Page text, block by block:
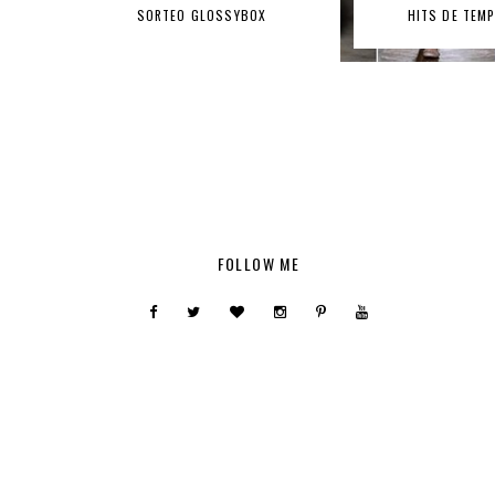
SORTEO GLOSSYBOX
HITS DE
FOLLOW ME